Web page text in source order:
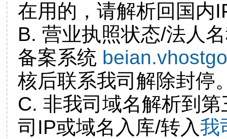
在用的，请解析回国内
B. 营业执照状态/法人
备案系统
核后联系我司解除封停
C. 非我司域名解析到
司IP或域名入库/转入我